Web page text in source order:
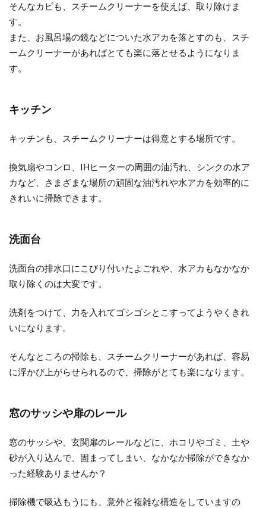
そんなカビも、スチームクリーナーを使えば、取り除けま
す。
また、お風呂場の鏡などについた水アカを落とすのも、スチ
ームクリーナーがあればとても楽に落とせるようになりま
す。
キッチン
キッチンも、スチームクリーナーは得意とする場所です。
換気扇やコンロ、IHヒーターの周囲の油汚れ、シンクの水ア
カなど、さまざまな場所の頑固な油汚れや水アカを効率的に
きれいに掃除できます。
洗面台
洗面台の排水口にこびり付いたよごれや、水アカもなかなか
取り除くのは大変です。
洗剤をつけて、力を入れてゴシゴシとこすってようやくきれ
いになります。
そんなところの掃除も、スチームクリーナーがあれば、容易
に浮かび上がらせられるので、掃除がとても楽になります。
窓のサッシや扉のレール
窓のサッシや、玄関扉のレールなどに、ホコリやゴミ、土や
砂が入り込んで、固まってしまい、なかなか掃除ができなか
った経験ありませんか？
掃除機で吸込もうにも、意外と複雑な構造をしていますの